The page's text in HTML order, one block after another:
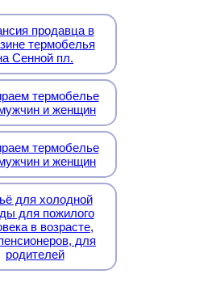
продавца в
термобелья
Сенной пл.
термобелье
и женщин
термобелье
и женщин
для холодной
для пожилого
в возрасте,
для
родителей